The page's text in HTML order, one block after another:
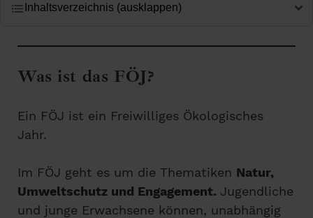
Inhaltsverzeichnis (ausklappen)
Was ist das FÖJ?
Ein FÖJ ist ein Freiwilliges Ökologisches
Jahr.
Im FÖJ geht es um die Thematiken Natur,
Umweltschutz und Engagement. Jugendliche
und junge Erwachsene können, unabhängig